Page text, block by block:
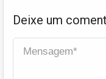
Deixe um